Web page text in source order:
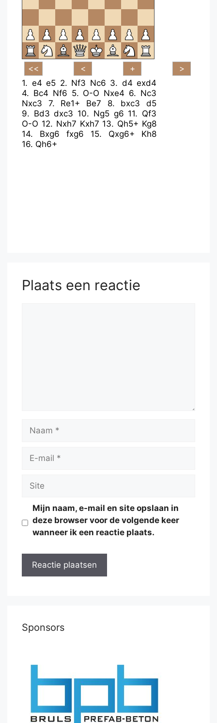
1. e4 e5 2. Nf3 Nc6 3. d4 exd4
4. Bc4 Nf6 5. O-O Nxe4 6. Nc3
Nxc3
7. Re1+ Be7 8. bxc3
d5
9. Bd3 dxc3 10. Ng5 g6 11. Qf3
O-O 12. Nxh7 Kxh7 13. Qh5+ Kg8
14. Bxg6 fxg6 15. Qxg6+
Kh8
16. Qh6+
Plaats een reactie
Naam
Site
Mijn naam, e-mail en site opslaan in
deze browser voor de volgende keer
wanneer ik een reactie plaats.
Sponsors